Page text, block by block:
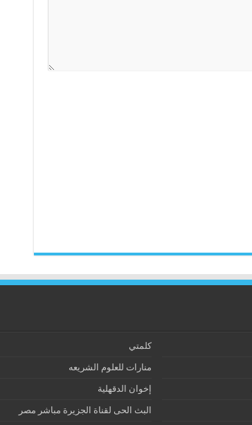
كلمتي
منارات للعلوم الشريعه
إخوان الدقهلية
البث الحى لقناة الجزيرة مباشر مصر